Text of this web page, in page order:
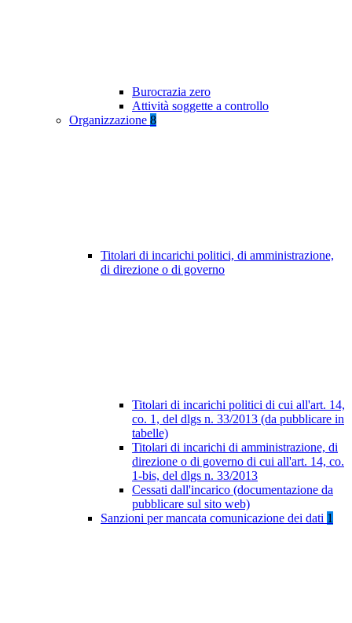
Burocrazia zero
Attività soggette a controllo
Organizzazione 8
Titolari di incarichi politici, di amministrazione,
di direzione o di governo
Titolari di incarichi politici di cui all'art. 14,
co. 1, del dlgs n. 33/2013 (da pubblicare in
tabelle)
Titolari di incarichi di amministrazione, di
direzione o di governo di cui all'art. 14, co.
1-bis, del dlgs n. 33/2013
Cessati dall'incarico (documentazione da
pubblicare sul sito web)
Sanzioni per mancata comunicazione dei dati 1